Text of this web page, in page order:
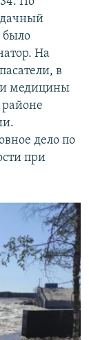
дачный
было
На
в
и медицины
районе
дело по
при